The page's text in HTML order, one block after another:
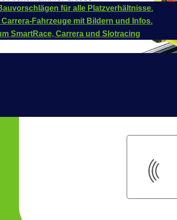
für alle Platzverhältnisse.
Fahrzeuge mit Bildern und Infos.
SmartRace, Carrera und Slotracing